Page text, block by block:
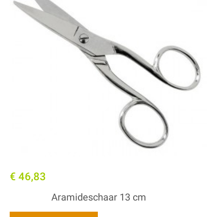
€ 46,83
Aramideschaar 13 cm